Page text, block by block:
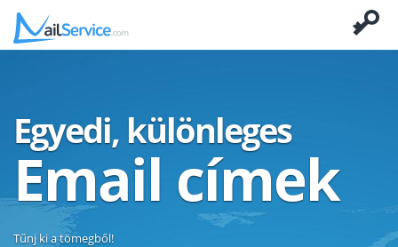
Egyedi, különleges
Email címek
Tűnj ki a tömegből!